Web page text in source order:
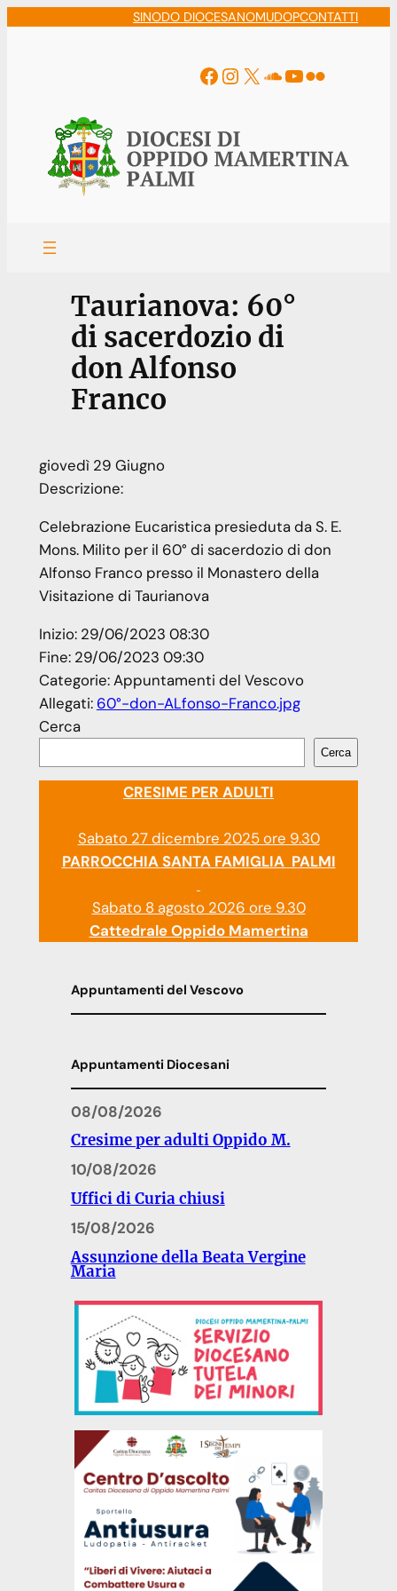
SINODO DIOCESANOMUDOPCONTATTI
Facebook
Instagram
X Soundcloud
YouTube
Flickr
Taurianova: 60°
di sacerdozio di
don Alfonso
Franco
giovedì 29 Giugno
Descrizione:
Celebrazione Eucaristica presieduta da S. E.
Mons. Milito per il 60° di sacerdozio di don
Alfonso Franco presso il Monastero della
Visitazione di Taurianova
Inizio: 29/06/2023 08:30
Fine: 29/06/2023 09:30
Categorie:Appuntamenti del Vescovo
Allegati: 60°-don-ALfonso-Franco.jpg
Cerca
Cerca
CRESIME PER ADULTI
Sabato 27 dicembre 2025 ore 9.30
PARROCCHIA SANTA FAMIGLIA PALMI
Sabato 8 agosto 2026 ore 9.30
Cattedrale Oppido Mamertina
Appuntamenti del Vescovo
Appuntamenti Diocesani
08/08/2026
Cresime per adulti Oppido M.
10/08/2026
Uffici di Curia chiusi
15/08/2026
Assunzione della Beata Vergine
Maria